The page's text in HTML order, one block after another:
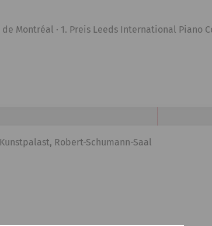
Montréal · 1. Preis Leeds International Piano
Kunstpalast, Robert-Schumann-Saal